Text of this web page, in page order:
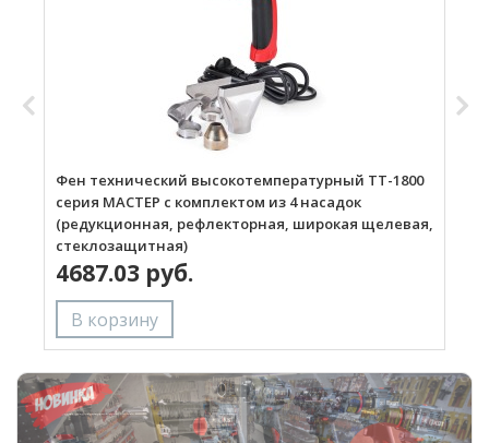
Фен технический высокотемпературный ТТ-1800
серия МАСТЕР с комплектом из 4 насадок
(редукционная, рефлекторная, широкая щелевая,
стеклозащитная)
4687.03 руб.